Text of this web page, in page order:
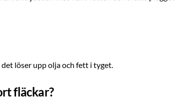
löser upp olja och fett i tyget.
fläckar?